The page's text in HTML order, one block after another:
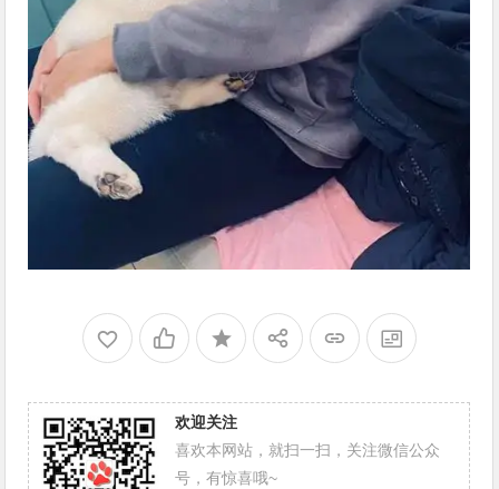
欢迎关注
喜欢本网站，就扫一扫，关注微信公众
号，有惊喜哦~